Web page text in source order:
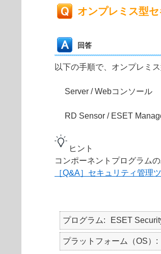
オンプレミス型
回答
以下の手順で、オンプレミ
Server / Webコンソール
RD Sensor / ESET
ヒント
コンポーネントプログラム
［Q&A］セキュリティ管理
プログラム ESET
プラットフォーム（OS）